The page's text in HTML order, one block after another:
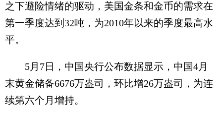
之下避险情绪的驱动，美国金条和金币的需求在
第一季度达到32吨，为2010年以来的季度最高水
平。
5月7日，中国央行公布数据显示，中国4月
末黄金储备6676万盎司，环比增26万盎司，为连
续第六个月增持。